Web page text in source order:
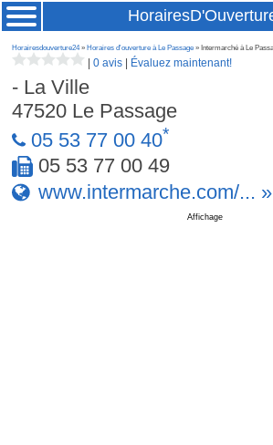
Horairesdouverture24» Horaires d'ouverture à Le Passage » Intermarché à Le
|0 avis Évaluez maintenant!
- La Ville
47520 Le Passage
05 53 77 00 40*
05 53 77 00 49
www.intermarche.com/... »
Affichage